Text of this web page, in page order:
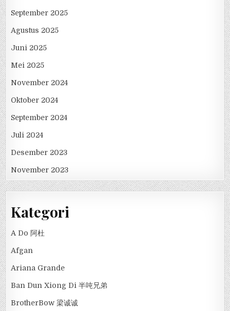
September 2025
Agustus 2025
Juni 2025
Mei 2025
November 2024
Oktober 2024
September 2024
Juli 2024
Desember 2023
November 2023
Kategori
A Do 阿杜
Afgan
Ariana Grande
Ban Dun Xiong Di 半吨兄弟
BrotherBow 梁诚诚